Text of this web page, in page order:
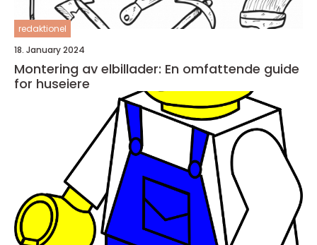
redaktionel
18. January 2024
Montering av elbillader: En omfattende guide
for huseiere